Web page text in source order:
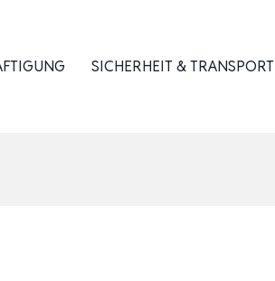
SICHERHEIT & TRANSPORT